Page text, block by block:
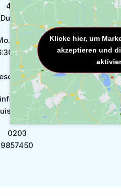
47169
Duisburg
bis Mi.:
- 18:30
Sa.:
info@fib-
0203
9857450
Klicke hier, um
akzeptieren und